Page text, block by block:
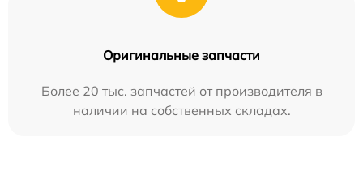
Оригинальные запчасти
Более 20 тыс. запчастей от производителя в
наличии на собственных складах.